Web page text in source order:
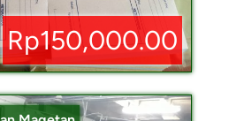
Rp150,000.00